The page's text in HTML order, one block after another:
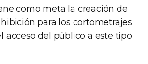
como meta la creación de
para los cortometrajes,
acceso del público a este tipo